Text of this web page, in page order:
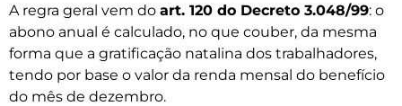
A regra geral vem do art. 120 do Decreto 3.048/99: o
abono anual é calculado, no que couber, da mesma
forma que a gratificação natalina dos trabalhadores,
tendo por base o valor da renda mensal do benefício
do mês de dezembro.